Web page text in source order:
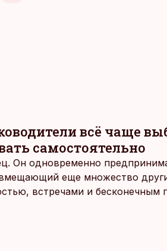
всё чаще
самостоятельно
Он одновременно
еще множество
встречами и бесконечным